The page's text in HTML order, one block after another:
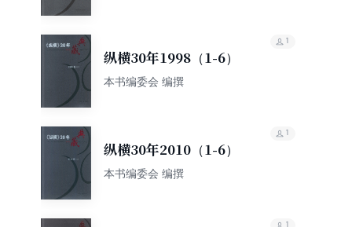
纵横30年1998（1-6）
本书编委会 编撰
1
纵横30年2010（1-6）
本书编委会 编撰
1
1